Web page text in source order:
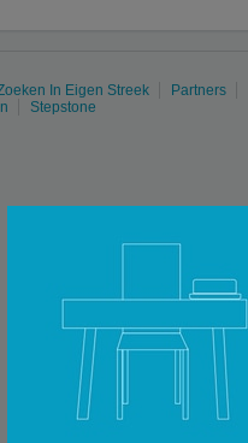
In Eigen Streek
Partners
Stepstone